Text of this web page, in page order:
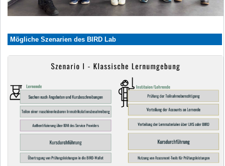
Mögliche Szenarien des BIRD Lab